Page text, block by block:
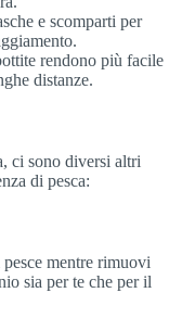
e scomparti per
rendono più facile
distanze.
ci sono diversi altri
di pesca:
mentre rimuovi
sia per te che per il